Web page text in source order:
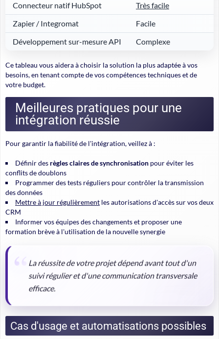
Connecteur natif HubSpot
Très facile
Zapier / Integromat
Facile
Développement sur-mesure API
Complexe
Ce tableau vous aidera à choisir la solution la plus adaptée à vos
besoins, en tenant compte de vos compétences techniques et de
votre budget.
Meilleures pratiques pour une
intégration réussie
Pour garantir la fiabilité de l'intégration, veillez à :
Définir des règles claires de synchronisation pour éviter les
conflits de doublons
Programmer des tests réguliers pour contrôler la transmission
des données
Mettre à jour régulièrement les autorisations d'accès sur vos deux
CRM
Informer vos équipes des changements et proposer une
formation brève à l'utilisation de la nouvelle synergie
La réussite de votre projet dépend avant tout d'un
suivi régulier et d'une communication transversale
efficace.
Cas d'usage et automatisations possibles